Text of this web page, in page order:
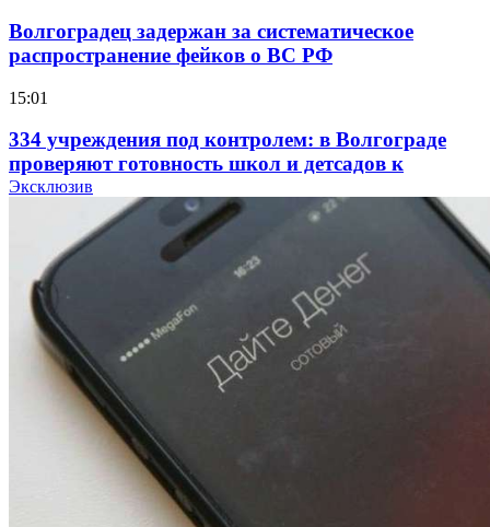
Волгоградец задержан за систематическое
распространение фейков о ВС РФ
15:01
334 учреждения под контролем: в Волгограде
проверяют готовность школ и детсадов к
учебному году
Покушение на убийство в Волгограде: девушка
напала на незнакомую женщину с ножом
12:39
Сладкий праздник в Волгограде: в Центральном
парке прошёл фестиваль „Арбузный переполох“
Волгоградские компании нарастили экспорт:
заключены контракты на 3,6 млн долларов
Эксклюзив